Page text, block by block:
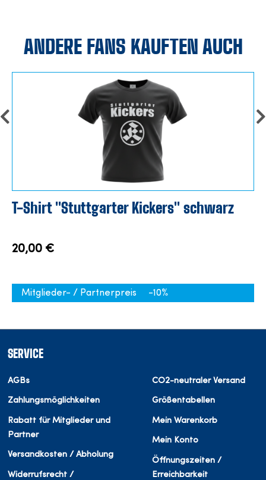
ANDERE FANS KAUFTEN AUCH
T-Shirt "Stuttgarter Kickers" schwarz
20,00 €
Mitglieder- / Partnerpreis -10%
SERVICE
AGBs
Zahlungsmöglichkeiten
Rabatt für Mitglieder und
Partner
Versandkosten / Abholung
Widerrufsrecht /
CO2-neutraler Versand
Größentabellen
Mein Warenkorb
Mein Konto
Öffnungszeiten /
Erreichbarkeit